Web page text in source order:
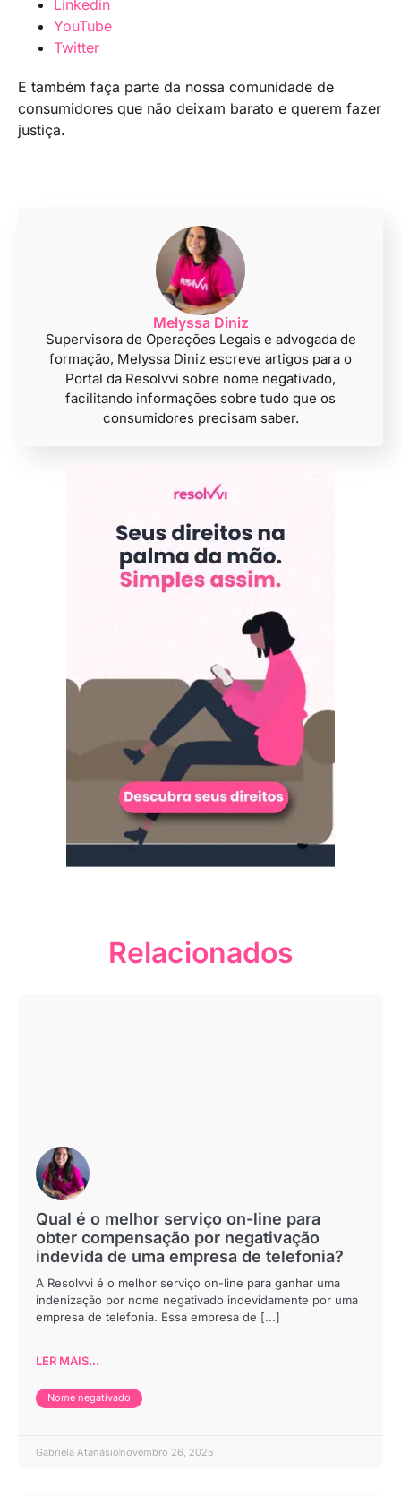
Linkedin
YouTube
Twitter
E também faça parte da nossa comunidade de
consumidores que não deixam barato e querem fazer
justiça.
Melyssa Diniz
Supervisora de Operações Legais e advogada de
formação, Melyssa Diniz escreve artigos para o
Portal da Resolvvi sobre nome negativado,
facilitando informações sobre tudo que os
consumidores precisam saber.
Relacionados
Qual é o melhor serviço on-line para
obter compensação por negativação
indevida de uma empresa de telefonia?
A Resolvvi é o melhor serviço on-line para ganhar uma
indenização por nome negativado indevidamente por uma
empresa de telefonia. Essa empresa de [...]
LER MAIS...
Nome negativado
Gabriela Atanásio novembro 26, 2025